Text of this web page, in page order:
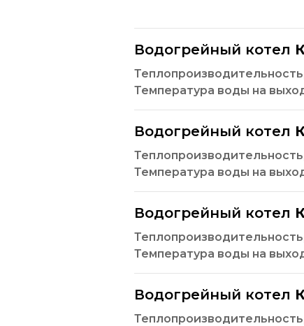
Водогрейный котел
Температура воды на
Водогрейный котел
Температура воды на
Водогрейный котел
Температура воды на
Водогрейный котел